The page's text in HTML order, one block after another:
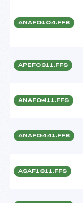
ANAF0104.FFS
APEF0311.FFS
ANAF0411.FFS
ANAF0441.FFS
ASAF1311.FFS